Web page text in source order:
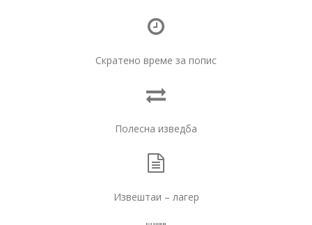
Скратено време за попис
Полесна изведба
Извештаи – лагер